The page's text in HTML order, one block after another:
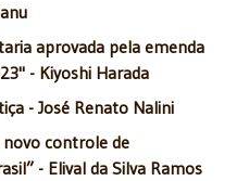
aprovada pela emenda
- Kiyoshi Harada
- José Renato Nalini
novo controle de
- Elival da Silva Ramos